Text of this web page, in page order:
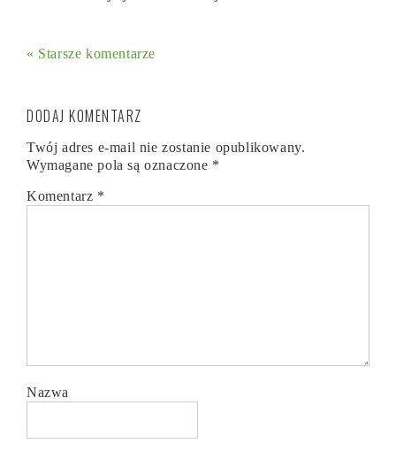
« Starsze komentarze
DODAJ KOMENTARZ
Twój adres e-mail nie zostanie opublikowany.
Wymagane pola są oznaczone *
Komentarz *
Nazwa